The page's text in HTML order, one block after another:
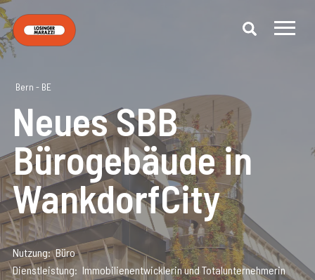
Bern - BE
Neues SBB
Bürogebäude in
WankdorfCity
Nutzung Büro
Dienstleistung
Immobilienentwicklerin und Totalunternehmerin